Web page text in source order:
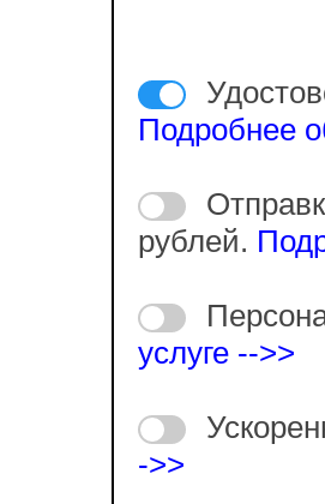
Подробнее
рублей.
услуге -->>
->>